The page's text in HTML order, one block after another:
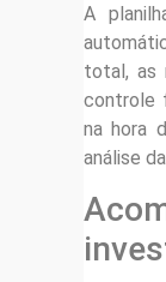
A
total, as
controle
na hora
análise